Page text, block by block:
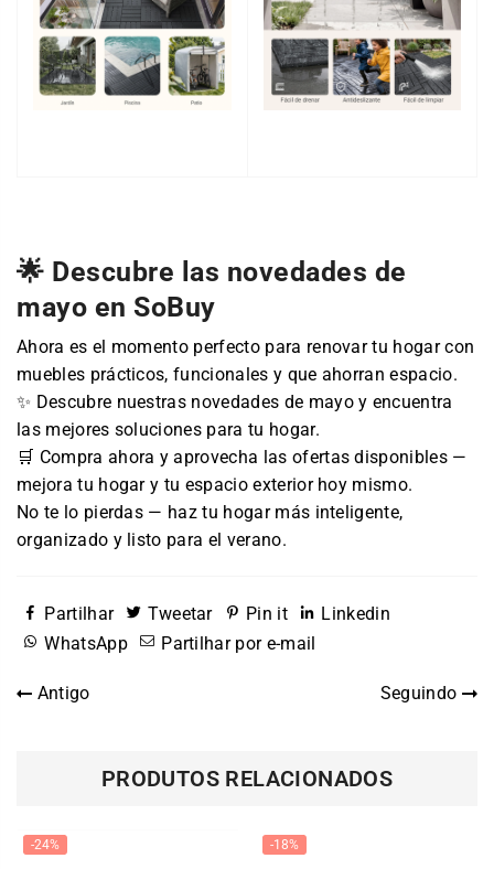
🌟 Descubre las novedades de
mayo en SoBuy
Ahora es el momento perfecto para renovar tu hogar con
muebles prácticos, funcionales y que ahorran espacio.
✨ Descubre nuestras novedades de mayo y encuentra
las mejores soluciones para tu hogar.
🛒 Compra ahora y aprovecha las ofertas disponibles —
mejora tu hogar y tu espacio exterior hoy mismo.
No te lo pierdas — haz tu hogar más inteligente,
organizado y listo para el verano.
Partilhar Tweetar Pin it
Linkedin
WhatsApp
Partilhar por e-mail
Antigo Seguindo
PRODUTOS RELACIONADOS
-24% -18%